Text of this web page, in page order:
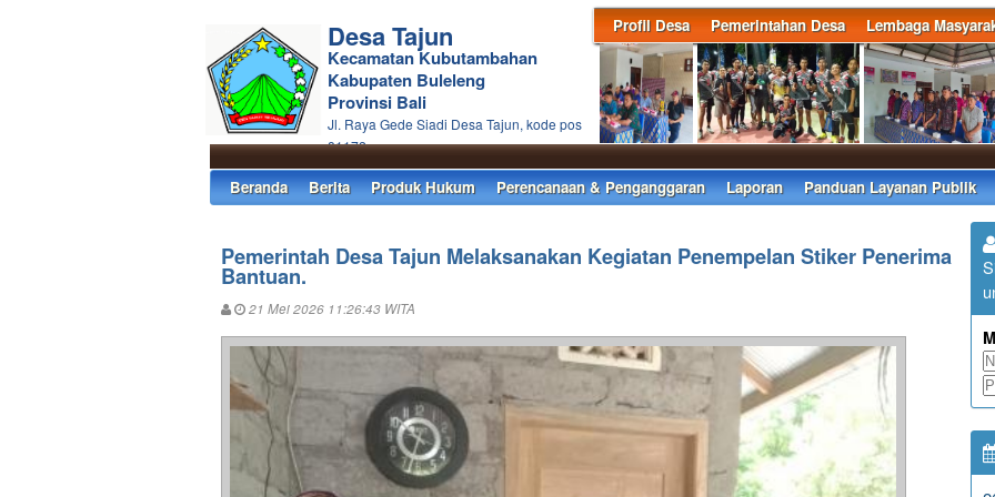
Profil Desa Pemerintahan Desa Lembaga
Desa Tajun
Kecamatan Kubutambahan
Kabupaten Buleleng
Provinsi Bali
Jl. Raya Gede Siadi Desa Tajun, kode pos
81172
Beranda Berita Produk Hukum Perencanaan & Penganggaran Laporan Panduan Layanan Publik
Pemerintah Desa Tajun Melaksanakan Kegiatan Penempelan Stiker Penerima
Bantuan.
21 Mei 2026 11:26:43 WITA